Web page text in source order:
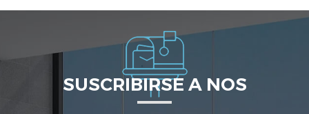
SUSCRIBIRSE A NOS